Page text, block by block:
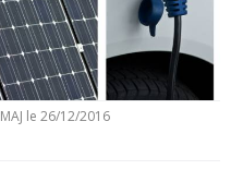
MAJ le 26/12/2016